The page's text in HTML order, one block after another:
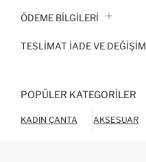
ÖDEME BİLGİLERİ
TESLIMAT İADE VE DEĞIŞIM
POPÜLER KATEGORILER
KADIN ÇANTA AKSESUAR